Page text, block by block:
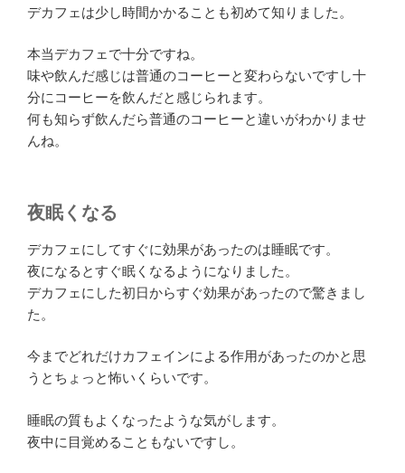
デカフェは少し時間かかることも初めて知りました。
本当デカフェで十分ですね。
味や飲んだ感じは普通のコーヒーと変わらないですし十
分にコーヒーを飲んだと感じられます。
何も知らず飲んだら普通のコーヒーと違いがわかりませ
んね。
夜眠くなる
デカフェにしてすぐに効果があったのは睡眠です。
夜になるとすぐ眠くなるようになりました。
デカフェにした初日からすぐ効果があったので驚きまし
た。
今までどれだけカフェインによる作用があったのかと思
うとちょっと怖いくらいです。
睡眠の質もよくなったような気がします。
夜中に目覚めることもないですし。